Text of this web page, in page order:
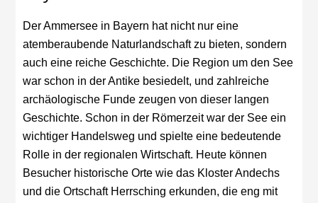
Der Ammersee in Bayern hat nicht nur eine
atemberaubende Naturlandschaft zu bieten, sondern
auch eine reiche Geschichte. Die Region um den See
war schon in der Antike besiedelt, und zahlreiche
archäologische Funde zeugen von dieser langen
Geschichte. Schon in der Römerzeit war der See ein
wichtiger Handelsweg und spielte eine bedeutende
Rolle in der regionalen Wirtschaft. Heute können
Besucher historische Orte wie das Kloster Andechs
und die Ortschaft Herrsching erkunden, die eng mit